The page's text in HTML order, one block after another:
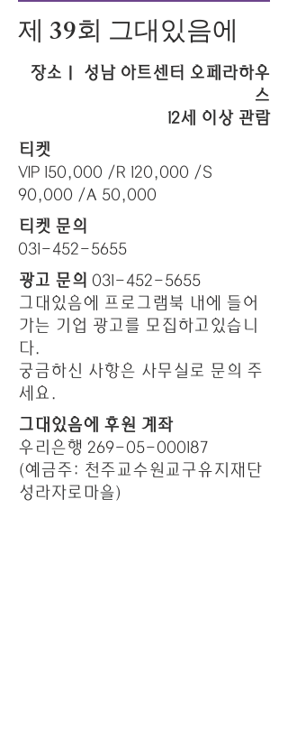
​제 39회 그대있음에
장소ㅣ 성남 아트센터 오페라하우
스
12세 이상 관람
티켓
VIP 150,000 /R 120,000 /S
90,000 /A 50,000
티켓 문의
031-452-5655
광고 문의 031-452-5655
그대있음에 프로그램북 내에 들어
가는 기업 광고를 모집하고있습니
다.
​궁금하신 사항은 사무실로 문의 주
세요.
그대있음에 후원 계좌
우리은행 269-05-000187
(예금주: 천주교수원교구유지재단
성라자로마을)